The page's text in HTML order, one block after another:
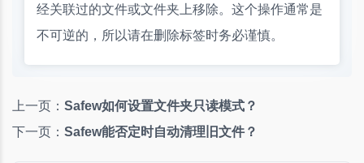
经关联过的文件或文件夹上移除。这个操作通常是
不可逆的，所以请在删除标签时务必谨慎。
上一页： Safew如何设置文件夹只读模式？
下一页： Safew能否定时自动清理旧文件？